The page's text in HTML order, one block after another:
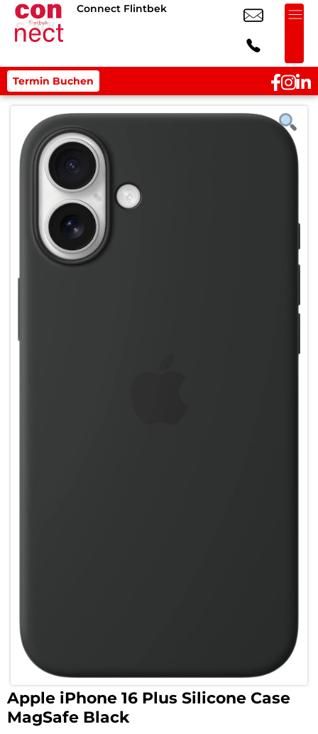
Connect Flintbek
Termin Buchen
Apple iPhone 16 Plus Silicone Case
MagSafe Black